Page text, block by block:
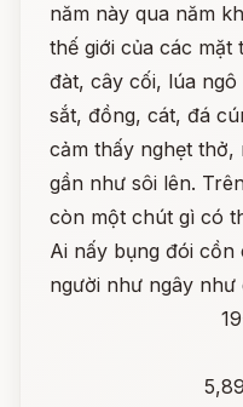
năm này qua năm
thế giới của các
đàt, cây cối, lúa
sắt, đồng, cát, đá
cảm thấy nghẹt
gần như sôi lên.
còn một chút gì có
Ai nấy bụng đói
người như ngây như